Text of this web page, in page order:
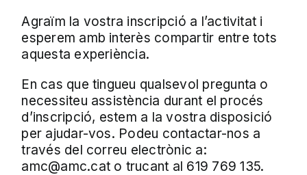
Agraïm la vostra inscripció a l’activitat i
esperem amb interès compartir entre tots
aquesta experiència.
En cas que tingueu qualsevol pregunta o
necessiteu assistència durant el procés
d’inscripció, estem a la vostra disposició
per ajudar-vos. Podeu contactar-nos a
través del correu electrònic a:
amc@amc.cat o trucant al 619 769 135.